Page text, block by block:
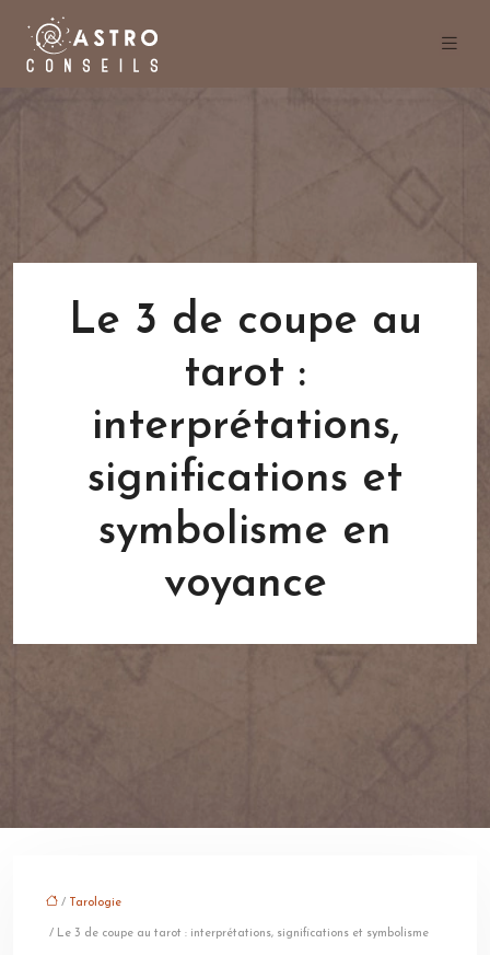
Le 3 de coupe au
tarot :
interprétations,
significations et
symbolisme en
voyance
/ Tarologie
/ Le 3 de coupe au tarot : interprétations, significations et symbolisme